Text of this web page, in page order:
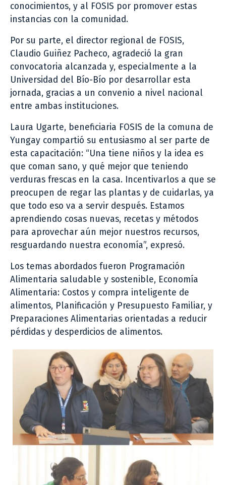
conocimientos, y al FOSIS por promover estas
instancias con la comunidad.
Por su parte, el director regional de FOSIS,
Claudio Guiñez Pacheco, agradeció la gran
convocatoria alcanzada y, especialmente a la
Universidad del Bío-Bío por desarrollar esta
jornada, gracias a un convenio a nivel nacional
entre ambas instituciones.
Laura Ugarte, beneficiaria FOSIS de la comuna de
Yungay compartió su entusiasmo al ser parte de
esta capacitación: “Una tiene niños y la idea es
que coman sano, y qué mejor que teniendo
verduras frescas en la casa. Incentivarlos a que se
preocupen de regar las plantas y de cuidarlas, ya
que todo eso va a servir después. Estamos
aprendiendo cosas nuevas, recetas y métodos
para aprovechar aún mejor nuestros recursos,
resguardando nuestra economía”, expresó.
Los temas abordados fueron Programación
Alimentaria saludable y sostenible, Economía
Alimentaria: Costos y compra inteligente de
alimentos, Planificación y Presupuesto Familiar, y
Preparaciones Alimentarias orientadas a reducir
pérdidas y desperdicios de alimentos.